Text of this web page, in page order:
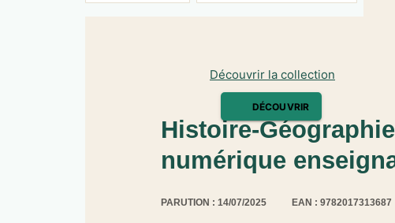
DÉCOUVRIR
Découvrir la collection
Histoire-
numérique
PARUTION : 14/07/2025 EAN : 9782017313687